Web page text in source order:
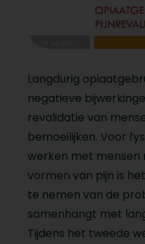
Langdurig
negatieve
revalidatie van
bemoeilijken. Voor
werken met mensen
vormen van pijn is
te nemen van de
samenhangt met
Tijdens het tweede